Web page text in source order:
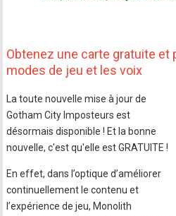
Obtenez une carte gratuite et
modes de jeu et les voix
La toute nouvelle mise à jour de
Gotham City Imposteurs est
désormais disponible ! Et la bonne
nouvelle, c'est qu'elle est GRATUITE !
En effet, dans l’optique d’améliorer
continuellement le contenu et
l’expérience de jeu, Monolith